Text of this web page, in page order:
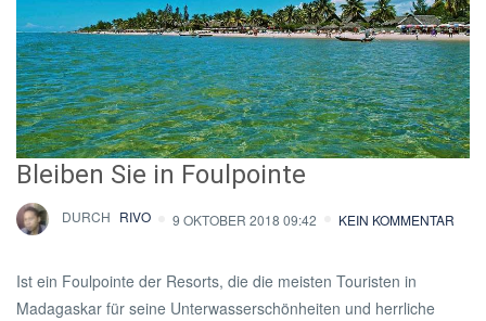
Bleiben Sie in Foulpointe
DURCH RIVO 9 OKTOBER 2018 09:42 KEIN KOMMENTAR
Ist ein Foulpointe der Resorts, die die meisten Touristen in
Madagaskar für seine Unterwasserschönheiten und herrliche